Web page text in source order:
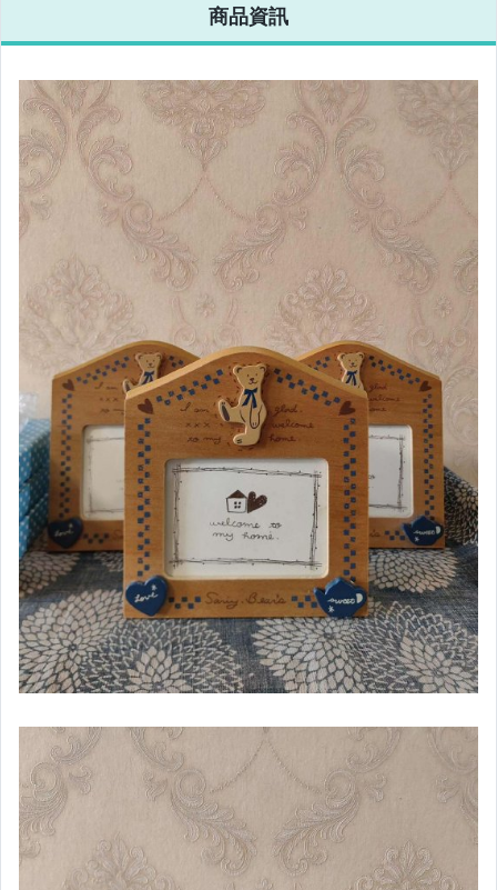
女裝與服飾配件
男性精品與服飾
手錶與飾品配件
相機、攝影與周邊
運動、戶外與休閒
商品資訊